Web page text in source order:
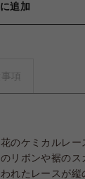
追加
項
のケミカルレー
リボンや裾のス
れたレースが縦